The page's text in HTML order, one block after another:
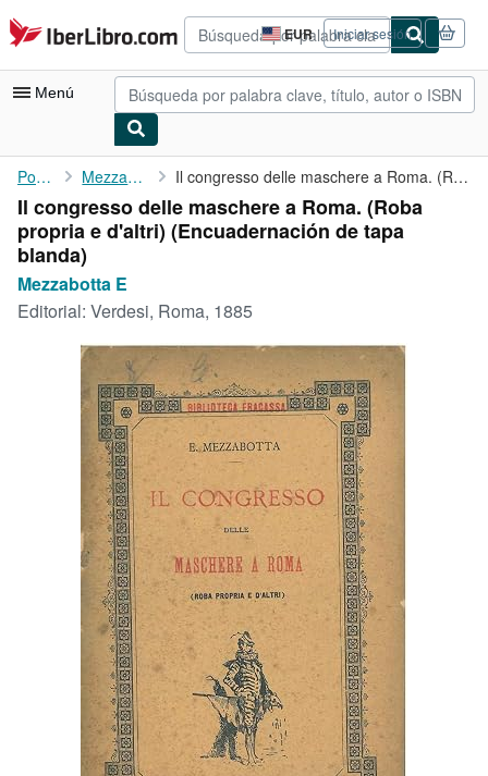
Pasar al contenido principal
IberLibro.com EUR
Preferencias
de
compra
del
Iniciar sesión
Menú
Mi cuenta
Consultar mis pedidos
Búsqueda avanzada
Colecciones
Arte y coleccionismo
Vendedores
Comenzar a vender
CERRAR
Portada Mezzabotta E Il congresso delle maschere a Roma. (Roba propria e d'altri)
Il congresso delle maschere a Roma. (Roba
propria e d'altri) (Encuadernación de tapa
blanda)
Mezzabotta E
Editorial: Verdesi, Roma, 1885